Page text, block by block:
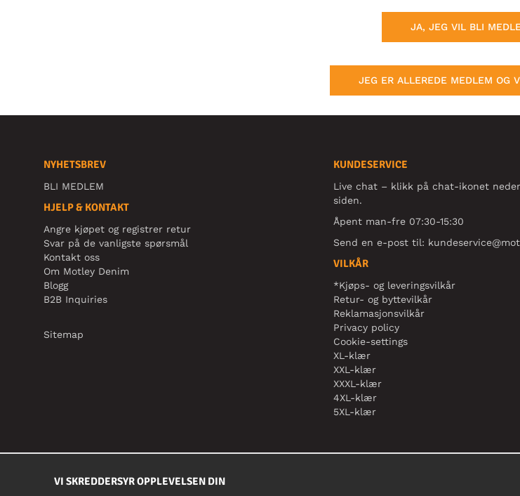
JA, JEG VIL BLI
JEG ER ALLEREDE MEDLEM OG
NYHETSBREV
BLI MEDLEM
HJELP & KONTAKT
Angre kjøpet og registrer retur
Svar på de vanligste spørsmål
Kontakt oss
Om Motley Denim
Blogg
B2B Inquiries
Sitemap
KUNDESERVICE
Live chat – klikk på chat-ikonet
siden.
Åpent man-fre 07:30-15:30
Send en e-post til:
VILKÅR
*Kjøps- og leveringsvilkår
Retur- og byttevilkår
Reklamasjonsvilkår
Privacy policy
Cookie-settings
XL-klær
XXL-klær
XXXL-klær
4XL-klær
5XL-klær
VI SKREDDERSYR OPPLEVELSEN DIN